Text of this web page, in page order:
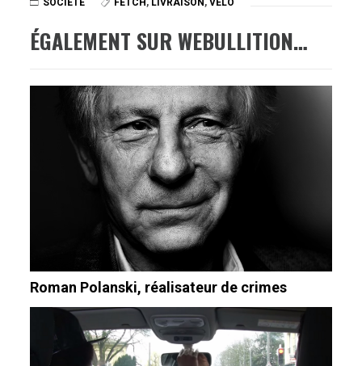
SOCIÉTÉ FETCH , LIVRAISON ,VÉLO
ÉGALEMENT SUR WEBULLITION…
Roman Polanski, réalisateur de crimes